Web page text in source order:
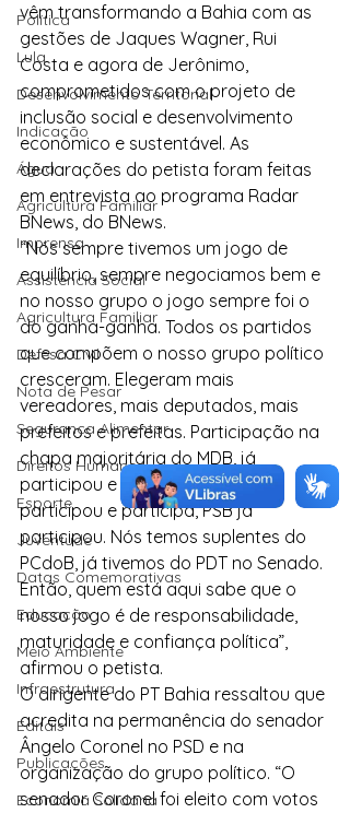
Política
Lula
Desenvolvimento Territorial
Indicação
Água
Agricultura Familiar
Imprensa
Assistência Social
Agricultura Familiar
Defesa Civil
Nota de Pesar
Segurança Alimentar
Direitos Humanos
Esporte
Juventude
Datas Comemorativas
Educação
Meio Ambiente
Infraestrutura
Editais
Publicações
Economia Solidária
vêm transformando a Bahia com as
gestões de Jaques Wagner, Rui
Costa e agora de Jerônimo,
comprometidos com o projeto de
inclusão social e desenvolvimento
econômico e sustentável. As
declarações do petista foram feitas
em entrevista ao programa Radar
BNews, do BNews.
“Nós sempre tivemos um jogo de
equilíbrio, sempre negociamos bem e
no nosso grupo o jogo sempre foi o
do ganha-ganha. Todos os partidos
que compõem o nosso grupo político
cresceram. Elegeram mais
vereadores, mais deputados, mais
prefeitos e prefeitas. Participação na
chapa majoritária do MDB, já
participou e participa, PSD já
participou e participa, PSB já
participou. Nós temos suplentes do
PCdoB, já tivemos do PDT no Senado.
Então, quem está aqui sabe que o
nosso jogo é de responsabilidade,
maturidade e confiança política”,
afirmou o petista.
O dirigente do PT Bahia ressaltou que
acredita na permanência do senador
Ângelo Coronel no PSD e na
organização do grupo político. “O
senador Coronel foi eleito com votos